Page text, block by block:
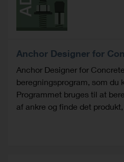
Anchor Designer for
Anchor Designer for
beregningsprogram, som du
Programmet bruges til at
af ​​ankre og finde det